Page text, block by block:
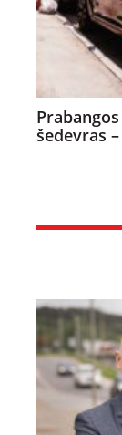
šedevras